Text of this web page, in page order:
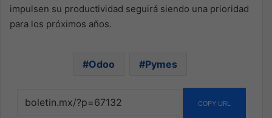
impulsen su productividad seguirá siendo una prioridad
para los próximos años. ​
Odoo Pymes
COPY URL